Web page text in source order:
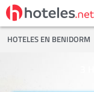
HOTELES EN BENIDORM